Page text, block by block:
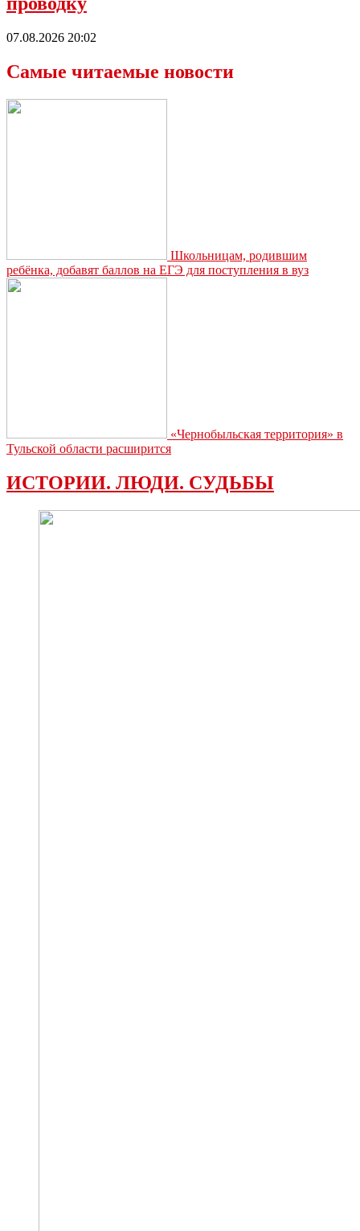
07.08.2026 20:02
Самые читаемые новости
Школьницам, родившим
ребёнка, добавят баллов на ЕГЭ для поступления в вуз
«Чернобыльская территория» в
Тульской области расширится
ИСТОРИИ. ЛЮДИ. СУДЬБЫ